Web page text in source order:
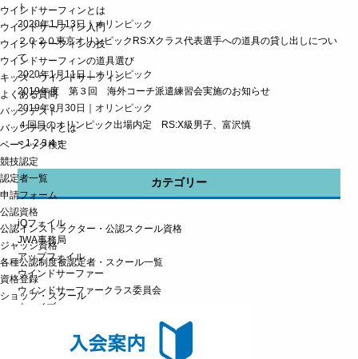
ウインドサーフィンとは
ウインドサーフィン入門
ウインドサーフィンの技
ウインドサーフィンの道具選び
キッズ・ウインドサーフィン
よくある質問
バッジテスト
バッジテストとは
ベーシック検定
競技認定
認定者一覧
申請フォーム
公認資格
公認インストラクター・公認スクール資格
ジャッジ資格
各種公認制度被認定者・スクール一覧
資格登録
ショップ・スクール
ト
2020年1月13日｜オリンピック
２０２０東京オリンピックRS:Xクラス代表選手への道具の貸し出しについ
て
2020年1月11日｜オリンピック
2019年度 第３回 海外コーチ派遣練習会実施のお知らせ
2019年9月30日｜オリンピック
４回目のオリンピック出場内定 RS:X級男子、富沢慎
< 1 2 3 4 >
カテゴリー
iQフォイル
JWA事務局
アップフォイル
ウインドサーファー
ウィンドサーファークラス委員会
ウェイブ